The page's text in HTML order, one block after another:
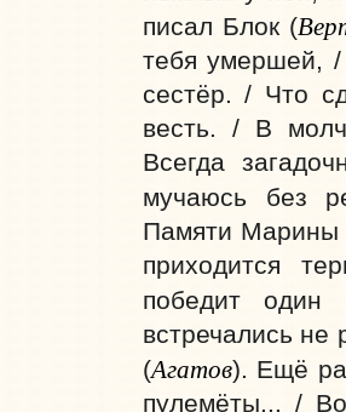
писал Блок (
тебя умершей,
сестёр. / Что
весть. / В
Всегда
мучаюсь без
Памяти Марины
приходится
победит один
встречались
(Агатов). Ещё
пулемёты... /